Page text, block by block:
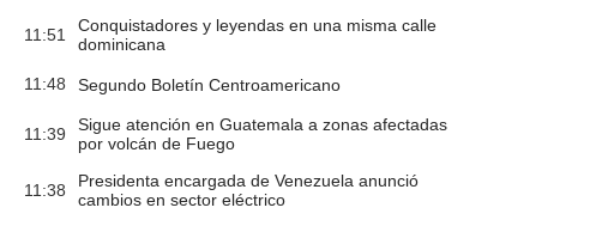
11:51
Conquistadores y leyendas en una misma calle
dominicana
11:48 Segundo Boletín Centroamericano
11:39
Sigue atención en Guatemala a zonas afectadas
por volcán de Fuego
11:38
Presidenta encargada de Venezuela anunció
cambios en sector eléctrico